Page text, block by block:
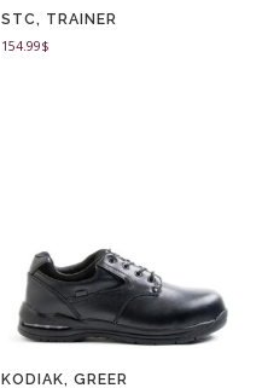
STC, TRAINER
154.99$
KODIAK, GREER